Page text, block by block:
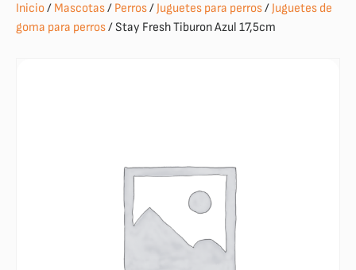
Inicio/ Mascotas/ Perros/Juguetes para perros/Juguetes de
goma para perros/ Stay Fresh Tiburon Azul 17,5cm